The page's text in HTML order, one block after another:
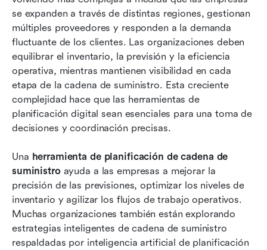
se expanden a través de distintas regiones, gestionan
múltiples proveedores y responden a la demanda
fluctuante de los clientes. Las organizaciones deben
equilibrar el inventario, la previsión y la eficiencia
operativa, mientras mantienen visibilidad en cada
etapa de la cadena de suministro. Esta creciente
complejidad hace que las herramientas de
planificación digital sean esenciales para una toma de
decisiones y coordinación precisas.
Una herramienta de planificación de cadena de
suministro ayuda a las empresas a mejorar la
precisión de las previsiones, optimizar los niveles de
inventario y agilizar los flujos de trabajo operativos.
Muchas organizaciones también están explorando
estrategias inteligentes de cadena de suministro
respaldadas por inteligencia artificial de planificación
planificación inteligente de la cadena de
suministro
Qué buscar en una herramienta de planificación
de la cadena de suministro
Tendencias emergentes en herramientas
inteligentes de planificación de la cadena de
suministro
Preguntas frecuentes
Lectura relacionada